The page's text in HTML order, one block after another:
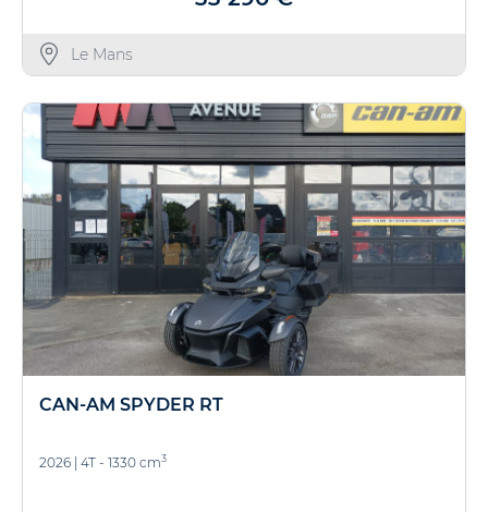
Le Mans
CAN-AM SPYDER RT
2026 | 4T - 1330 cm3